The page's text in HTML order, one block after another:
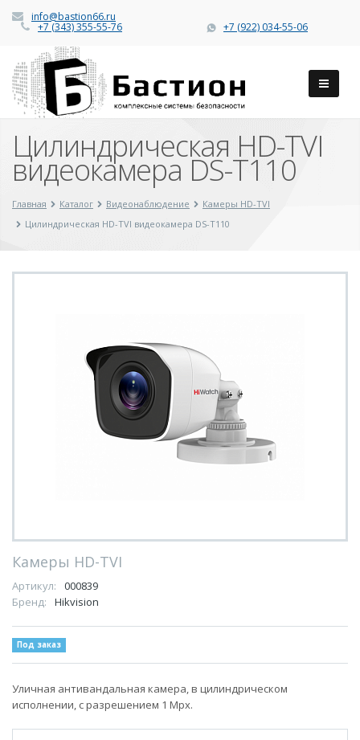
info@bastion66.ru
+7 (343) 355-55-76 +7 (922) 034-55-06
Цилиндрическая HD-TVI
видеокамера DS-T110
Главная Каталог Видеонаблюдение
Камеры HD-TVI
Цилиндрическая HD-TVI видеокамера DS-T110
Камеры HD-TVI
Артикул:
000839
Бренд:
Hikvision
Под заказ
Уличная антивандальная камера, в цилиндрическом
исполнении, с разрешением 1 Mpx.